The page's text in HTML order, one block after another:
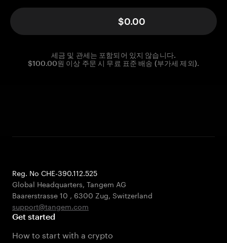
$0.00
세금 및 관세는 포함되어 있지 않습니다.
$100.00원 이상 주문 시 무료 표준 배송 (부가세 제외).
Reg. No CHE-390.112.525
Global Headquarters, Tangem AG
Baarerstrasse 10 , 6300 Zug, Switzerland
support@tangem.com
Get started
How to start with a crypto